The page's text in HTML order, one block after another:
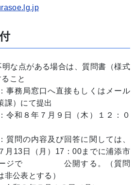
な点がある場合は、質問書（様式
こと
事務局窓口へ直接もしくはメール
課）にて提出
令和８年７月９日（木）１２：０
質問の内容及び回答に関しては、
月13日（月）17：00までに浦添市
ージで 公開する。（質問
非公表とする）